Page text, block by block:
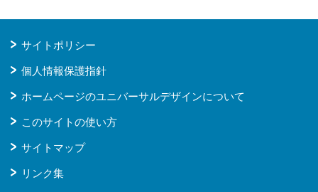
サイトポリシー
個人情報保護指針
ホームページのユニバーサルデザインについて
このサイトの使い方
サイトマップ
リンク集